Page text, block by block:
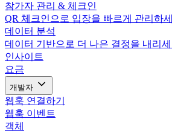
참가자 관리 & 체크인
QR 체크인으로 입장을 빠르게 관리하
데이터 분석
데이터 기반으로 더 나은 결정을 내리
인사이트
요금
개발자
웹훅 연결하기
웹훅 이벤트
객체